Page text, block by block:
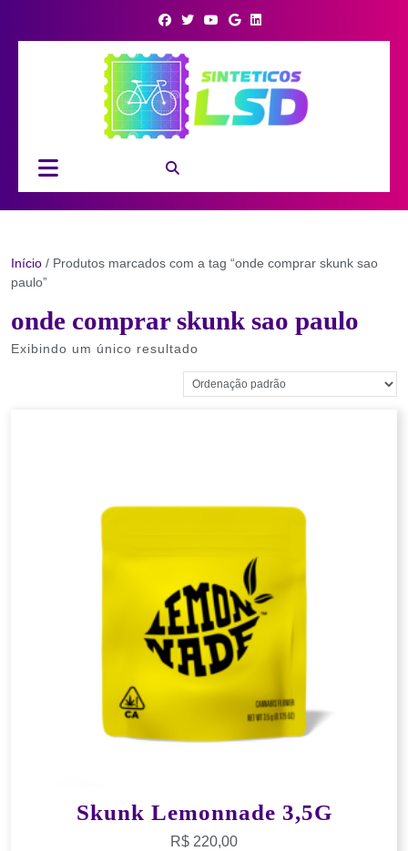
Button
Início / Produtos marcados com a tag “onde comprar skunk sao
paulo”
onde comprar skunk sao paulo
Exibindo um único resultado
Skunk Lemonnade 3,5G
R$ 220,00